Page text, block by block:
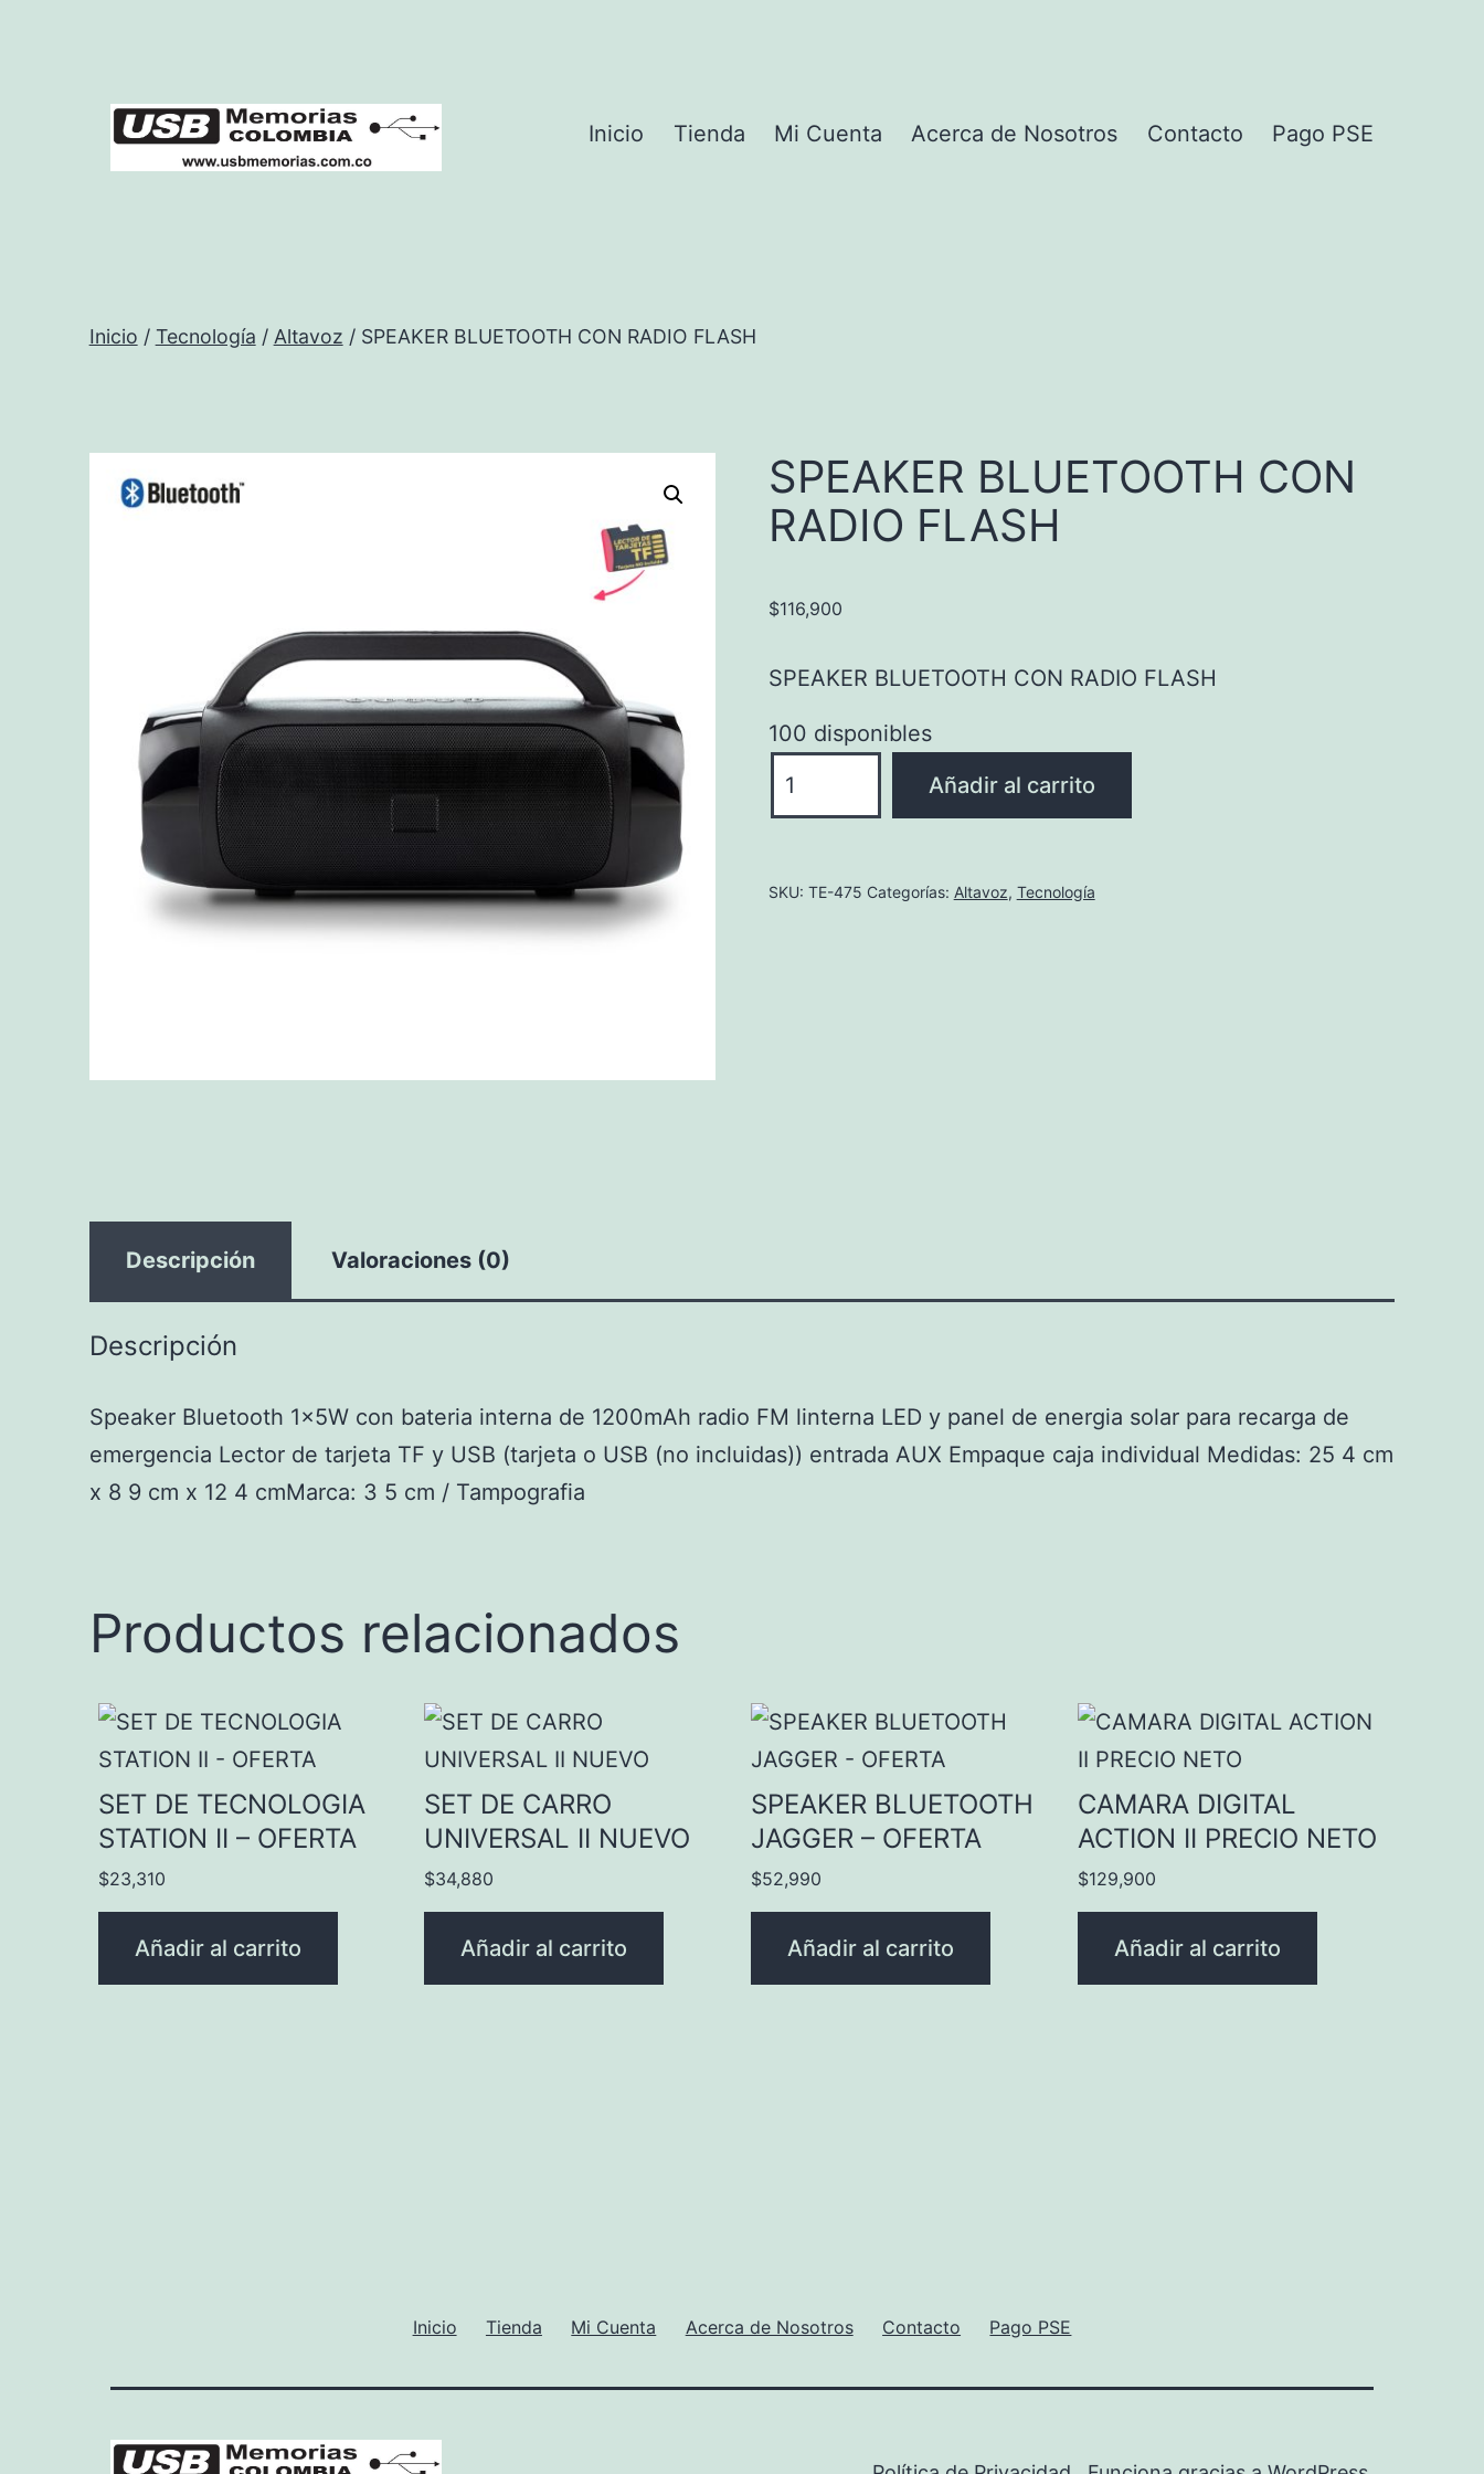
Inicio Tienda Mi Cuenta Acerca de Nosotros Contacto Pago PSE
Inicio / Tecnología / Altavoz / SPEAKER BLUETOOTH CON RADIO FLASH
SPEAKER BLUETOOTH CON
RADIO FLASH
$116,900
SPEAKER BLUETOOTH CON RADIO FLASH
100 disponibles
BLUETOOTH
FLASH
Añadir al carrito
SKU: TE-475 Categorías: Altavoz, Tecnología
Descripción Valoraciones (0)
Descripción
Speaker Bluetooth 1x5W con bateria interna de 1200mAh radio FM linterna LED y panel de energia solar para recarga de
emergencia Lector de tarjeta TF y USB (tarjeta o USB (no incluidas)) entrada AUX Empaque caja individual Medidas: 25 4 cm
x 8 9 cm x 12 4 cmMarca: 3 5 cm / Tampografia
Productos relacionados
SET DE TECNOLOGIA
STATION II – OFERTA
$23,310
Añadir al carrito
SET DE CARRO
UNIVERSAL II NUEVO
$34,880
Añadir al carrito
SPEAKER BLUETOOTH
JAGGER – OFERTA
$52,990
Añadir al carrito
CAMARA DIGITAL
ACTION II PRECIO NETO
$129,900
Añadir al carrito
Inicio Tienda Mi Cuenta Acerca de Nosotros Contacto Pago PSE